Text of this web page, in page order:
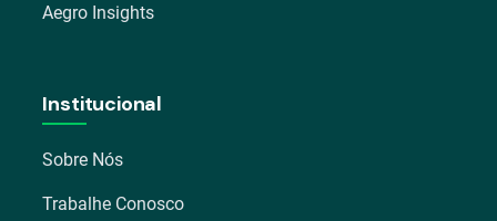
Aegro Insights
Institucional
Sobre Nós
Trabalhe Conosco